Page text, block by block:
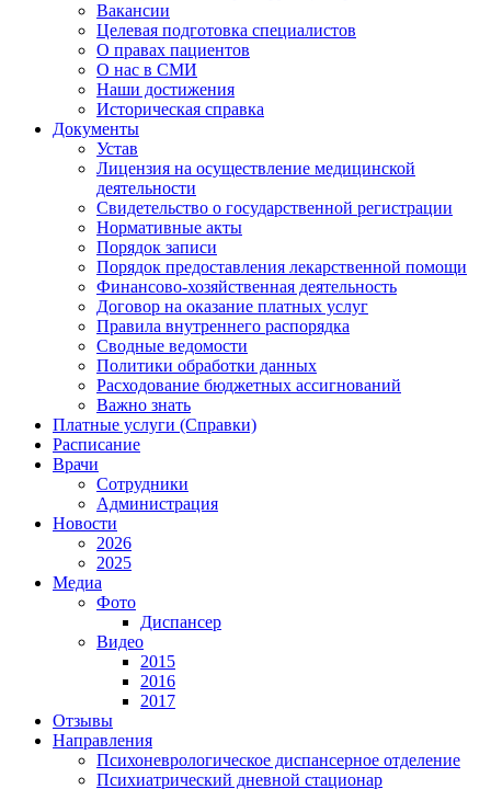
Вакансии
Целевая подготовка специалистов
О правах пациентов
О нас в СМИ
Наши достижения
Историческая справка
Документы
Устав
Лицензия на осуществление медицинской
деятельности
Свидетельство о государственной регистрации
Нормативные акты
Порядок записи
Порядок предоставления лекарственной помощи
Финансово-хозяйственная деятельность
Договор на оказание платных услуг
Правила внутреннего распорядка
Сводные ведомости
Политики обработки данных
Расходование бюджетных ассигнований
Важно знать
Платные услуги (Справки)
Расписание
Врачи
Сотрудники
Администрация
Новости
2026
2025
Медиа
Фото
Диспансер
Видео
2015
2016
2017
Отзывы
Направления
Психоневрологическое диспансерное отделение
Психиатрический дневной стационар